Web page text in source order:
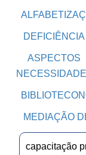
ASPECTOS
MEDIAÇÃO
capacitação